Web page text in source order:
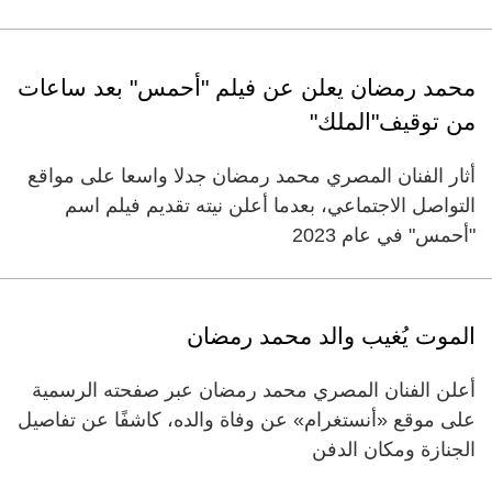
محمد رمضان يعلن عن فيلم "أحمس" بعد ساعات
من توقيف"الملك"
أثار الفنان المصري محمد رمضان جدلا واسعا على مواقع
التواصل الاجتماعي، بعدما أعلن نيته تقديم فيلم اسم
"أحمس" في عام 2023
الموت يُغيب والد محمد رمضان
أعلن الفنان المصري محمد رمضان عبر صفحته الرسمية
على موقع «أنستغرام» عن وفاة والده، كاشفًا عن تفاصيل
الجنازة ومكان الدفن